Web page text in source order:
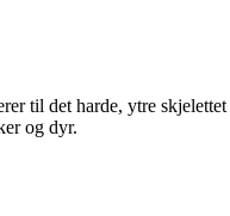
til det harde, ytre skjelettet
og dyr.